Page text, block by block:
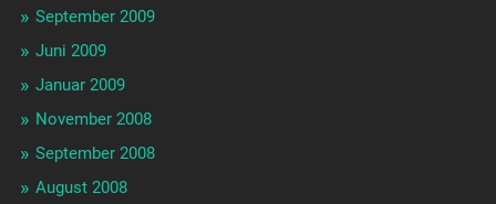
September 2009
Juni 2009
Januar 2009
November 2008
September 2008
August 2008